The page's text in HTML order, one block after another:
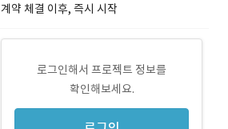
계약 체결 이후, 즉시 시작
로그인해서 프로젝트 정보를
확인해보세요.